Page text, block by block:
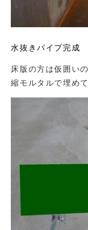
水抜きパイプ完成
床版の方は仮囲い
縮モルタルで埋め